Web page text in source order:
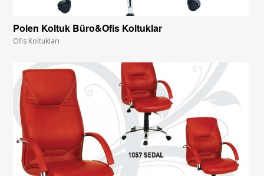
Polen Koltuk Büro&Ofis Koltuklar
Ofis Koltukları